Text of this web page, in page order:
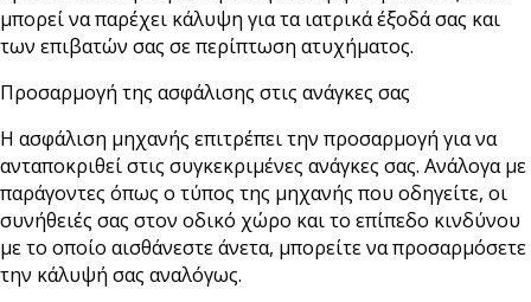
μπορεί να παρέχει κάλυψη για τα ιατρικά έξοδά σας και
των επιβατών σας σε περίπτωση ατυχήματος.
Προσαρμογή της ασφάλισης στις ανάγκες σας
Η ασφάλιση μηχανής επιτρέπει την προσαρμογή για να
ανταποκριθεί στις συγκεκριμένες ανάγκες σας. Ανάλογα με
παράγοντες όπως ο τύπος της μηχανής που οδηγείτε, οι
συνήθειές σας στον οδικό χώρο και το επίπεδο κινδύνου
με το οποίο αισθάνεστε άνετα, μπορείτε να προσαρμόσετε
την κάλυψή σας αναλόγως.